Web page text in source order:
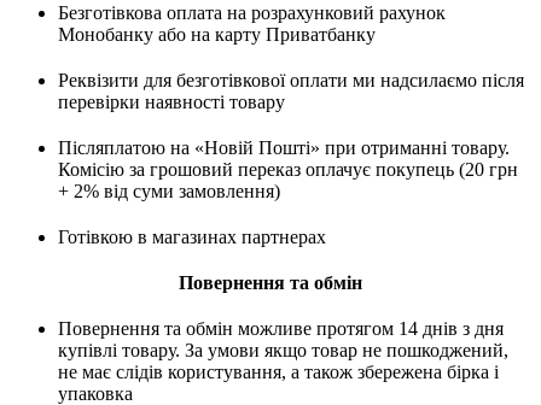
Безготівкова оплата на розрахунковий рахунок
Монобанку або на карту Приватбанку
Реквізити для безготівкової оплати ми надсилаємо після
перевірки наявності товару
Післяплатою на «Новій Пошті» при отриманні товару.
Комісію за грошовий переказ оплачує покупець (20 грн
+ 2% від суми замовлення)
Готівкою в магазинах партнерах
Повернення та обмін
Повернення та обмін можливе протягом 14 днів з дня
купівлі товару. За умови якщо товар не пошкоджений,
не має слідів користування, а також збережена бірка і
упаковка